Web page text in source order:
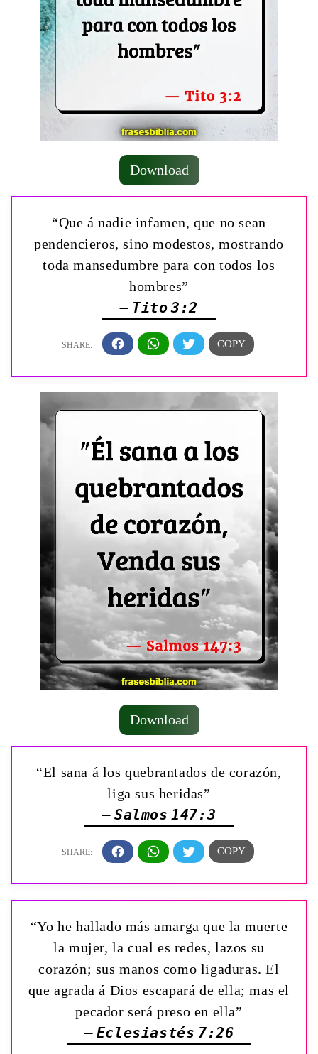
Download
“Que á nadie infamen, que no sean
pendencieros, sino modestos, mostrando
toda mansedumbre para con todos los
hombres”
— Tito 3:2
Download
“El sana á los quebrantados de corazón,
liga sus heridas”
— Salmos 147:3
“Yo he hallado más amarga que la muerte
la mujer, la cual es redes, lazos su
corazón; sus manos como ligaduras. El
que agrada á Dios escapará de ella; mas el
pecador será preso en ella”
— Eclesiastés 7:26